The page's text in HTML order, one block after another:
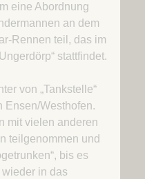
eine Abordnung
an dem
Rennen teil, das im
stattfindet.
von „Tankstelle“
Ensen/Westhofen.
mit vielen anderen
teilgenommen und
bis es
in das